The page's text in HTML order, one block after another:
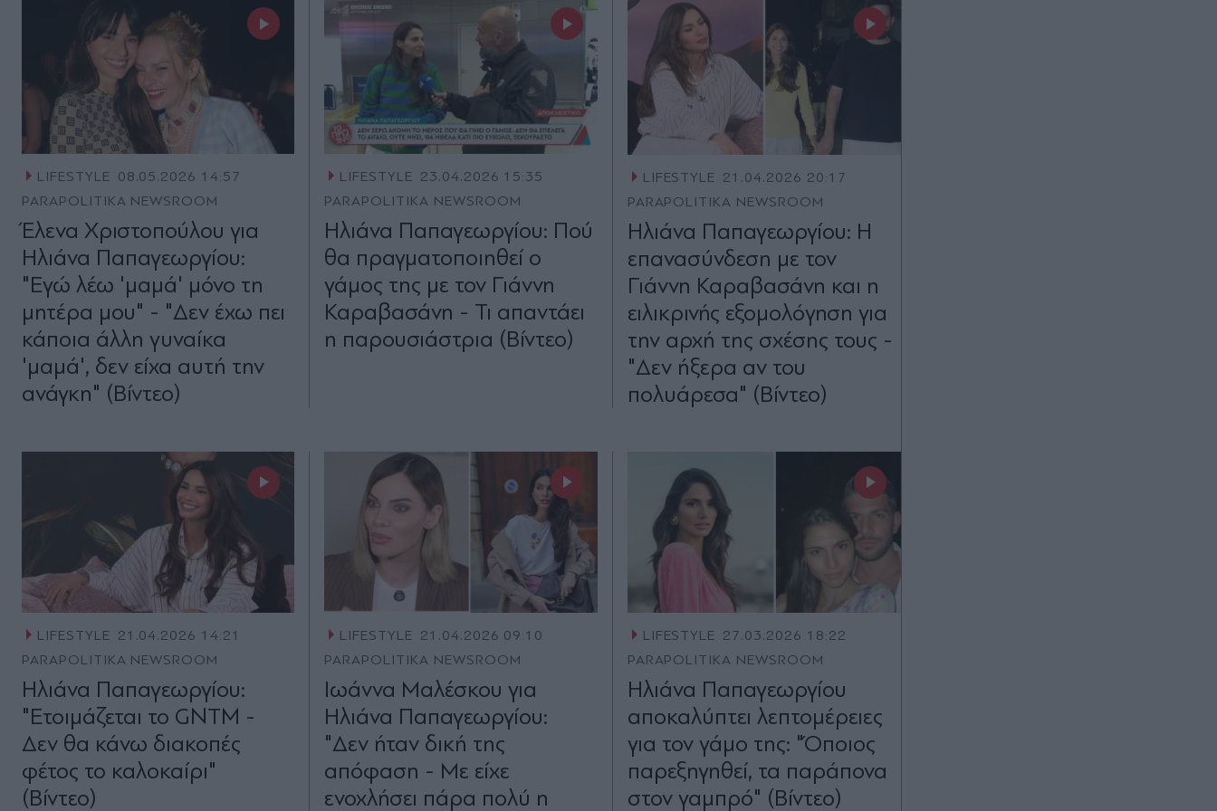
LIFESTYLE 08.05.2026 14:57
PARAPOLITIKA NEWSROOM
Έλενα Χριστοπούλου για
Ηλιάνα Παπαγεωργίου:
"Εγώ λέω 'μαμά' μόνο τη
μητέρα μου" - "Δεν έχω πει
κάποια άλλη γυναίκα
'μαμά', δεν είχα αυτή την
ανάγκη" (Βίντεο)
LIFESTYLE 23.04.2026 15:35
PARAPOLITIKA NEWSROOM
Ηλιάνα Παπαγεωργίου: Πού
θα πραγματοποιηθεί ο
γάμος της με τον Γιάννη
Καραβασάνη - Τι απαντάει
η παρουσιάστρια (Βίντεο)
LIFESTYLE 21.04.2026 20:17
PARAPOLITIKA NEWSROOM
Ηλιάνα Παπαγεωργίου: Η
επανασύνδεση με τον
Γιάννη Καραβασάνη και η
ειλικρινής εξομολόγηση για
την αρχή της σχέσης τους -
"Δεν ήξερα αν του
πολυάρεσα" (Βίντεο)
LIFESTYLE 21.04.2026 14:21
PARAPOLITIKA NEWSROOM
Ηλιάνα Παπαγεωργίου:
"Ετοιμάζεται το GNTM -
Δεν θα κάνω διακοπές
φέτος το καλοκαίρι"
(Βίντεο)
LIFESTYLE 21.04.2026 09:10
PARAPOLITIKA NEWSROOM
Ιωάννα Μαλέσκου για
Ηλιάνα Παπαγεωργίου:
"Δεν ήταν δική της
απόφαση - Με είχε
ενοχλήσει πάρα πολύ η
LIFESTYLE 27.03.2026 18:22
PARAPOLITIKA NEWSROOM
Ηλιάνα Παπαγεωργίου
αποκαλύπτει λεπτομέρειες
για τον γάμο της: "Όποιος
παρεξηγηθεί, τα παράπονα
στον γαμπρό" (Βίντεο)